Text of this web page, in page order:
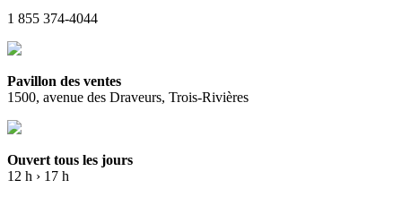
1 855 374-4044
Pavillon des ventes
1500, avenue des Draveurs, Trois-Rivières
Ouvert tous les jours
12 h › 17 h